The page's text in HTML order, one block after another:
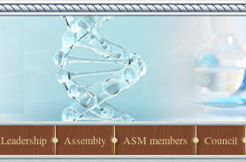
Leadership Assembly ASM members Council